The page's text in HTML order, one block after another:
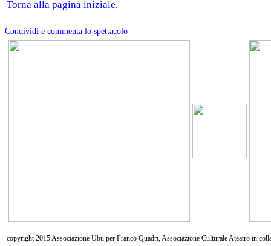
Torna alla pagina iniziale.
Condividi e commenta lo spettacolo |
copyright 2015 Associazione Ubu per Franco Quadri, Associazione Culturale Ateatro in